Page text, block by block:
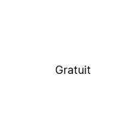
Gratuit